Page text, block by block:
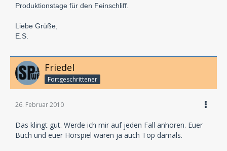
Produktionstage für den Feinschliff.
Liebe Grüße,
E.S.
Friedel
Fortgeschrittener
26. Februar 2010
Das klingt gut. Werde ich mir auf jeden Fall anhören. Euer
Buch und euer Hörspiel waren ja auch Top damals.